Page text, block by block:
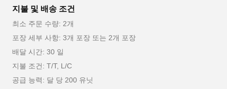
지불 및 배송 조건
최소 주문 수량: 2개
포장 세부 사항: 3개 포장 또는 2개 포장
배달 시간: 30 일
지불 조건: T/T, L/C
공급 능력: 달 당 200 유닛